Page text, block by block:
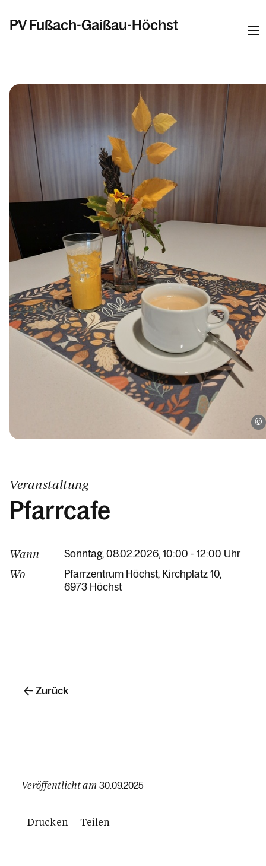
PV Fußach-Gaißau-Höchst
Kalender
Personen
Veranstaltung
Pfarrcafe
Wann Sonntag, 08.02.2026, 10:00 - 12:00 Uhr
Wo Pfarrzentrum Höchst Kirchplatz 10
6973 Höchst
Veröffentlicht am 30.09.2025
Drucken Teilen
Zurück